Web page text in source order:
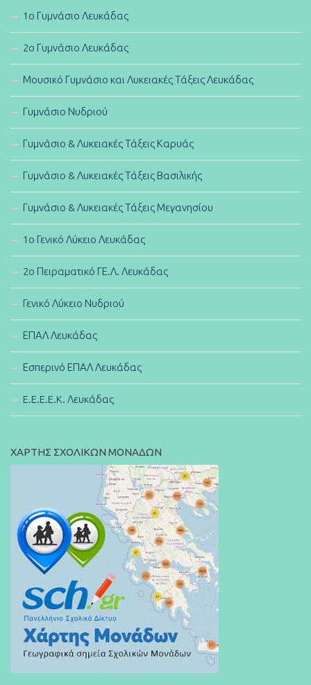
1ο Γυμνάσιο Λευκάδας
2ο Γυμνάσιο Λευκάδας
Μουσικό Γυμνάσιο και Λυκειακές Τάξεις Λευκάδας
Γυμνάσιο Νυδριού
Γυμνάσιο & Λυκειακές Τάξεις Καρυάς
Γυμνάσιο & Λυκειακές Τάξεις Βασιλικής
Γυμνάσιο & Λυκειακές Τάξεις Μεγανησίου
1ο Γενικό Λύκειο Λευκάδας
2ο Πειραματικό ΓΕ.Λ. Λευκάδας
Γενικό Λύκειο Νυδριού
ΕΠΑΛ Λευκάδας
Εσπερινό ΕΠΑΛ Λευκάδας
E.E.E.E.K. Λευκάδας
ΧΑΡΤΗΣ ΣΧΟΛΙΚΩΝ ΜΟΝΑΔΩΝ